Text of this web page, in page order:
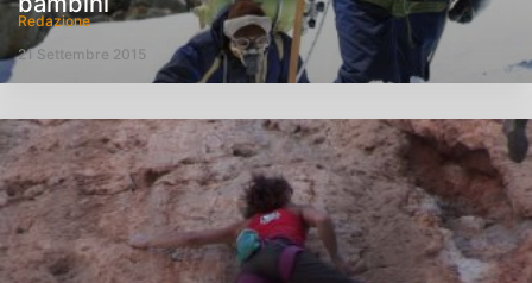
Redazione
21 Settembre 2015